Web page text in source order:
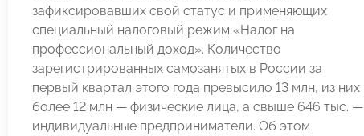
зафиксировавших свой статус и применяющих
специальный налоговый режим «Налог на
профессиональный доход». Количество
зарегистрированных самозанятых в России за
первый квартал этого года превысило 13 млн, из них
более 12 млн — физические лица, а свыше 646 тыс. —
индивидуальные предприниматели. Об этом